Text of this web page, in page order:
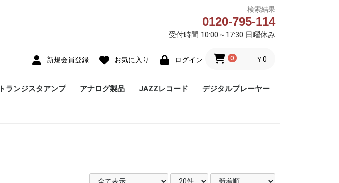
検索結果
0120-795-114
受付時間 10:00～17:30 日曜休み
新規会員登録 お気に入り ログイン 0 ￥0
トランジスタアンプ アナログ製品 JAZZレコード デジタルプレーヤー